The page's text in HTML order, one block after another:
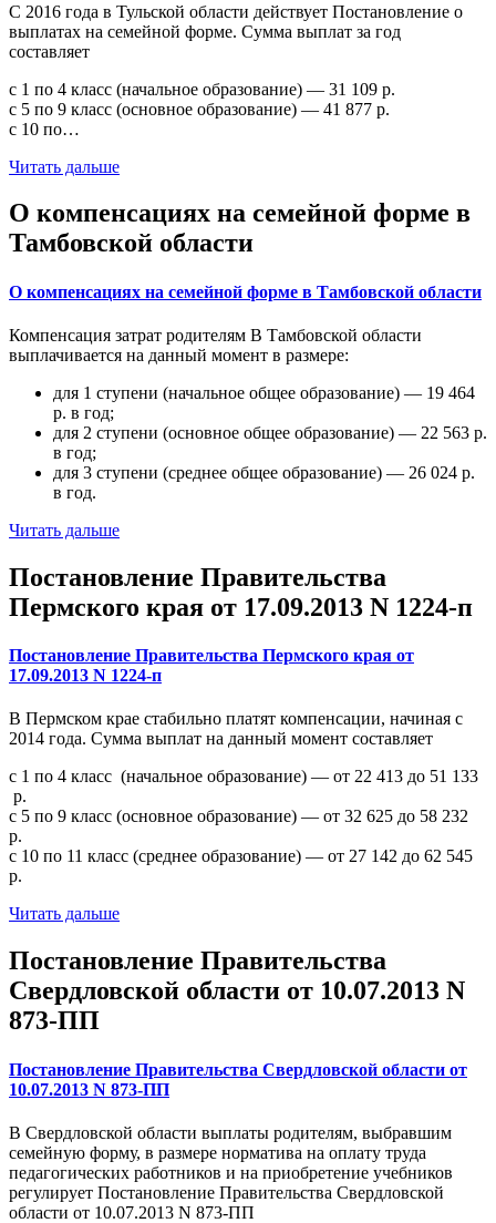
С 2016 года в Тульской области действует Постановление о
выплатах на семейной форме. Сумма выплат за год
составляет
с 1 по 4 класс (начальное образование) — 31 109 р.
с 5 по 9 класс (основное образование) — 41 877 р.
с 10 по…
Читать дальше
О компенсациях на семейной форме в
Тамбовской области
О компенсациях на семейной форме в Тамбовской области
Компенсация затрат родителям В Тамбовской области
выплачивается на данный момент в размере:
для 1 ступени (начальное общее образование) — 19 464
р. в год;
для 2 ступени (основное общее образование) — 22 563 р.
в год;
для 3 ступени (среднее общее образование) — 26 024 р.
в год.
Читать дальше
Постановление Правительства
Пермского края от 17.09.2013 N 1224-п
Постановление Правительства Пермского края от
17.09.2013 N 1224-п
В Пермском крае стабильно платят компенсации, начиная с
2014 года. Сумма выплат на данный момент составляет
с 1 по 4 класс (начальное образование) — от 22 413 до 51 133
р.
с 5 по 9 класс (основное образование) — от 32 625 до 58 232
р.
с 10 по 11 класс (среднее образование) — от 27 142 до 62 545
р.
Читать дальше
Постановление Правительства
Свердловской области от 10.07.2013 N
873-ПП
Постановление Правительства Свердловской области от
10.07.2013 N 873-ПП
В Свердловской области выплаты родителям, выбравшим
семейную форму, в размере норматива на оплату труда
педагогических работников и на приобретение учебников
регулирует Постановление Правительства Свердловской
области от 10.07.2013 N 873-ПП